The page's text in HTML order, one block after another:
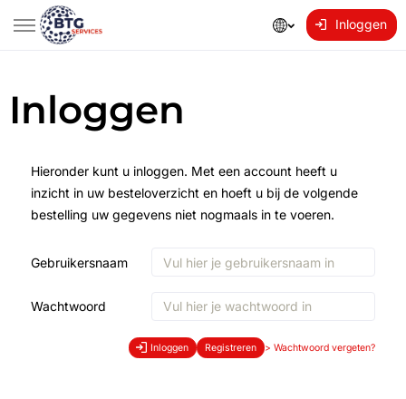
Inloggen
Inloggen
Hieronder kunt u inloggen. Met een account heeft u
inzicht in uw besteloverzicht en hoeft u bij de volgende
bestelling uw gegevens niet nogmaals in te voeren.
Gebruikersnaam
Wachtwoord
Inloggen Registreren > Wachtwoord vergeten?